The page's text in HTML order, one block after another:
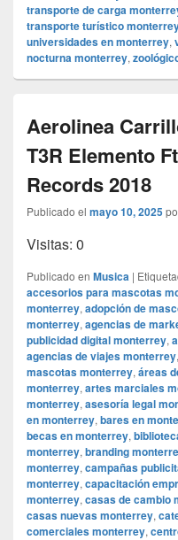
transporte de carga
transporte turístico
universidades en monterrey,
nocturna monterrey,
Aerolinea
T3R Elemento
Records 2018
Publicado el mayo 10, 2025
Visitas: 0
Publicado en Musica |
accesorios para mascotas
monterrey, adopción de
monterrey, agencias de
publicidad digital monterrey,
agencias de viajes monterrey,
mascotas monterrey, áreas
monterrey, artes marciales
monterrey, asesoría legal
en monterrey, bares en
becas en monterrey,
monterrey, branding
monterrey, campañas
monterrey, capacitación
monterrey, casas de cambio
casas nuevas monterrey,
comerciales monterrey,